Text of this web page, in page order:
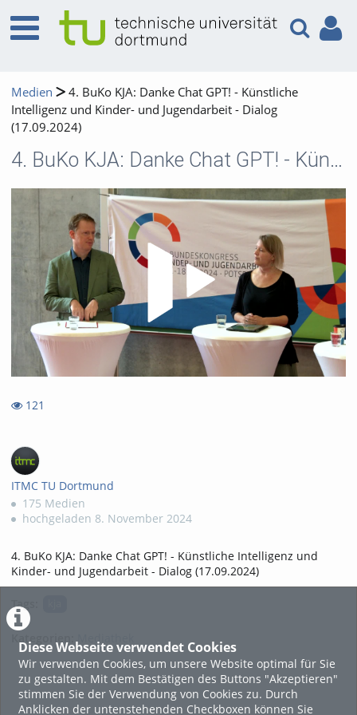
Diese Webseite verwendet Cookies
Wir verwenden Cookies, um unsere Website optimal für Sie
zu gestalten. Mit dem Bestätigen des Buttons "Akzeptieren"
stimmen Sie der Verwendung von Cookies zu. Durch
Anklicken der untenstehenden Checkboxen können Sie
Medien
4. BuKo KJA: Danke Chat GPT! - Künstliche
Intelligenz und Kinder- und Jugendarbeit - Dialog
(17.09.2024)
4. BuKo KJA: Danke Chat GPT! - Künstliche Intelligenz und Kinder- und Jugendarbeit - Dialog (17.09.2024)
121
ITMC TU Dortmund
175 Medien
hochgeladen 8. November 2024
4. BuKo KJA: Danke Chat GPT! - Künstliche Intelligenz und
Kinder- und Jugendarbeit - Dialog (17.09.2024)
Tags:
Kategorien: Mediathek